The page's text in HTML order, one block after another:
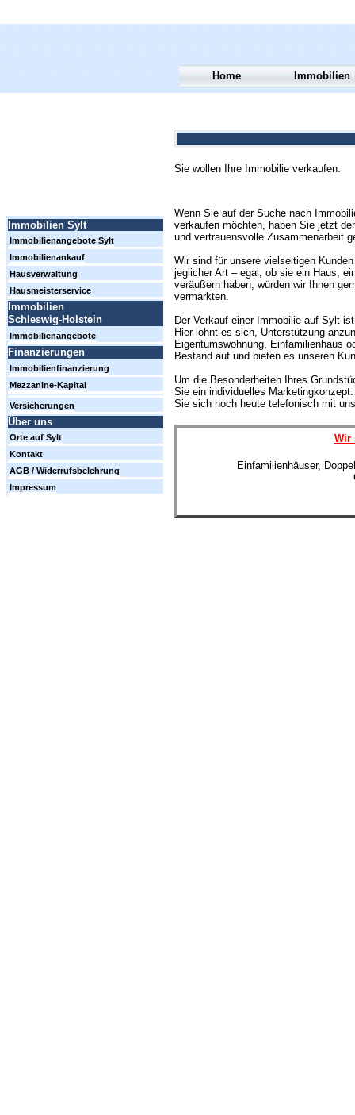
Sie wollen Ihre Immobilie verkaufen:
Wenn Sie auf der Suche nach
verkaufen möchten, haben Sie jetzt
und vertrauensvolle Zusammenarbeit
Wir sind für unsere vielseitigen
jeglicher Art – egal, ob sie ein Haus,
veräußern haben, würden wir Ihnen
vermarkten.
Der Verkauf einer Immobilie auf Sylt
Hier lohnt es sich, Unterstützung
Eigentumswohnung, Einfamilienhaus
Bestand auf und bieten es unseren
Um die Besonderheiten Ihres
Sie ein individuelles
Sie sich noch heute telefonisch mit
Wir
Einfamilienhäuser,
Home Immobilien
Immobilien Sylt
Immobilienangebote Sylt
Immobilienankauf
Hausverwaltung
Hausmeisterservice
Immobilien
Schleswig-Holstein
Immobilienangebote
Finanzierungen
Immobilienfinanzierung
Mezzanine-Kapital
Versicherungen
Über uns
Orte auf Sylt
Kontakt
AGB / Widerrufsbelehrung
Impressum